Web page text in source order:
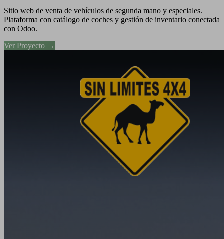
Sitio web de venta de vehículos de segunda mano y especiales.
Plataforma con catálogo de coches y gestión de inventario conectada
con Odoo.
Ver Proyecto →